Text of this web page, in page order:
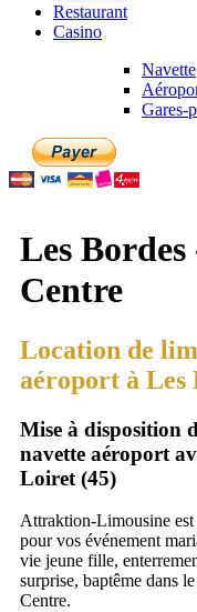
Restaurant
Casino
Navette
Gares-
Les
Centre
Location de
aéroport à Les
Mise à disposition
navette aéroport
Loiret (45)
Attraktion-Limousine est
pour vos événement
vie jeune fille,
surprise, baptême dans
Centre.